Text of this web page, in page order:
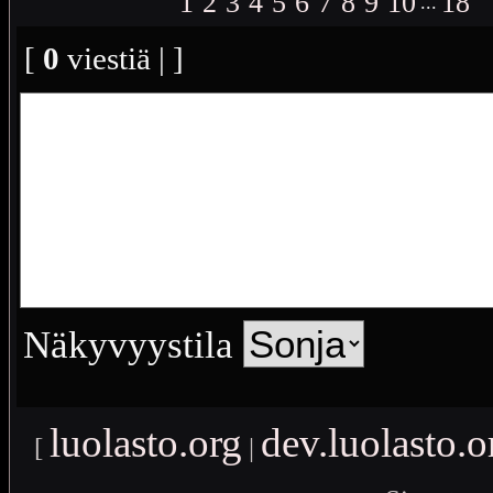
[ 0 viestiä | ]
Näkyvyystila
[ luolasto.org |